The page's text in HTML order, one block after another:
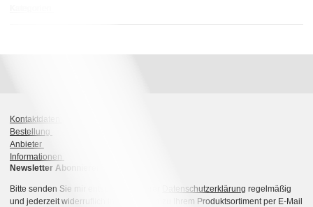
Kontaktdaten
Bestellung
Anbieter
Informationen
Newsletter Abonnieren
Bitte senden Sie mir entsprechend Ihrer Datenschutzerklärung regelmäßig
und jederzeit widerruflich Informationen zu Ihrem Produktsortiment per E-Mail